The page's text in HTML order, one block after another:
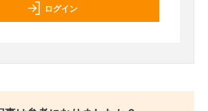
ログイン